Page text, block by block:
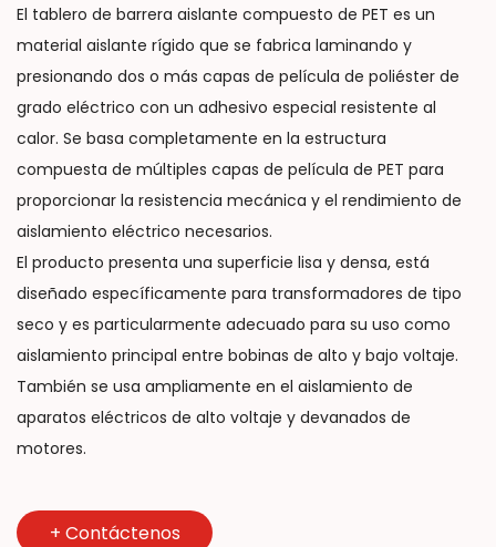
El tablero de barrera aislante compuesto de PET es un
material aislante rígido que se fabrica laminando y
presionando dos o más capas de película de poliéster de
grado eléctrico con un adhesivo especial resistente al
calor. Se basa completamente en la estructura
compuesta de múltiples capas de película de PET para
proporcionar la resistencia mecánica y el rendimiento de
aislamiento eléctrico necesarios.
El producto presenta una superficie lisa y densa, está
diseñado específicamente para transformadores de tipo
seco y es particularmente adecuado para su uso como
aislamiento principal entre bobinas de alto y bajo voltaje.
También se usa ampliamente en el aislamiento de
aparatos eléctricos de alto voltaje y devanados de
motores.
+ Contáctenos